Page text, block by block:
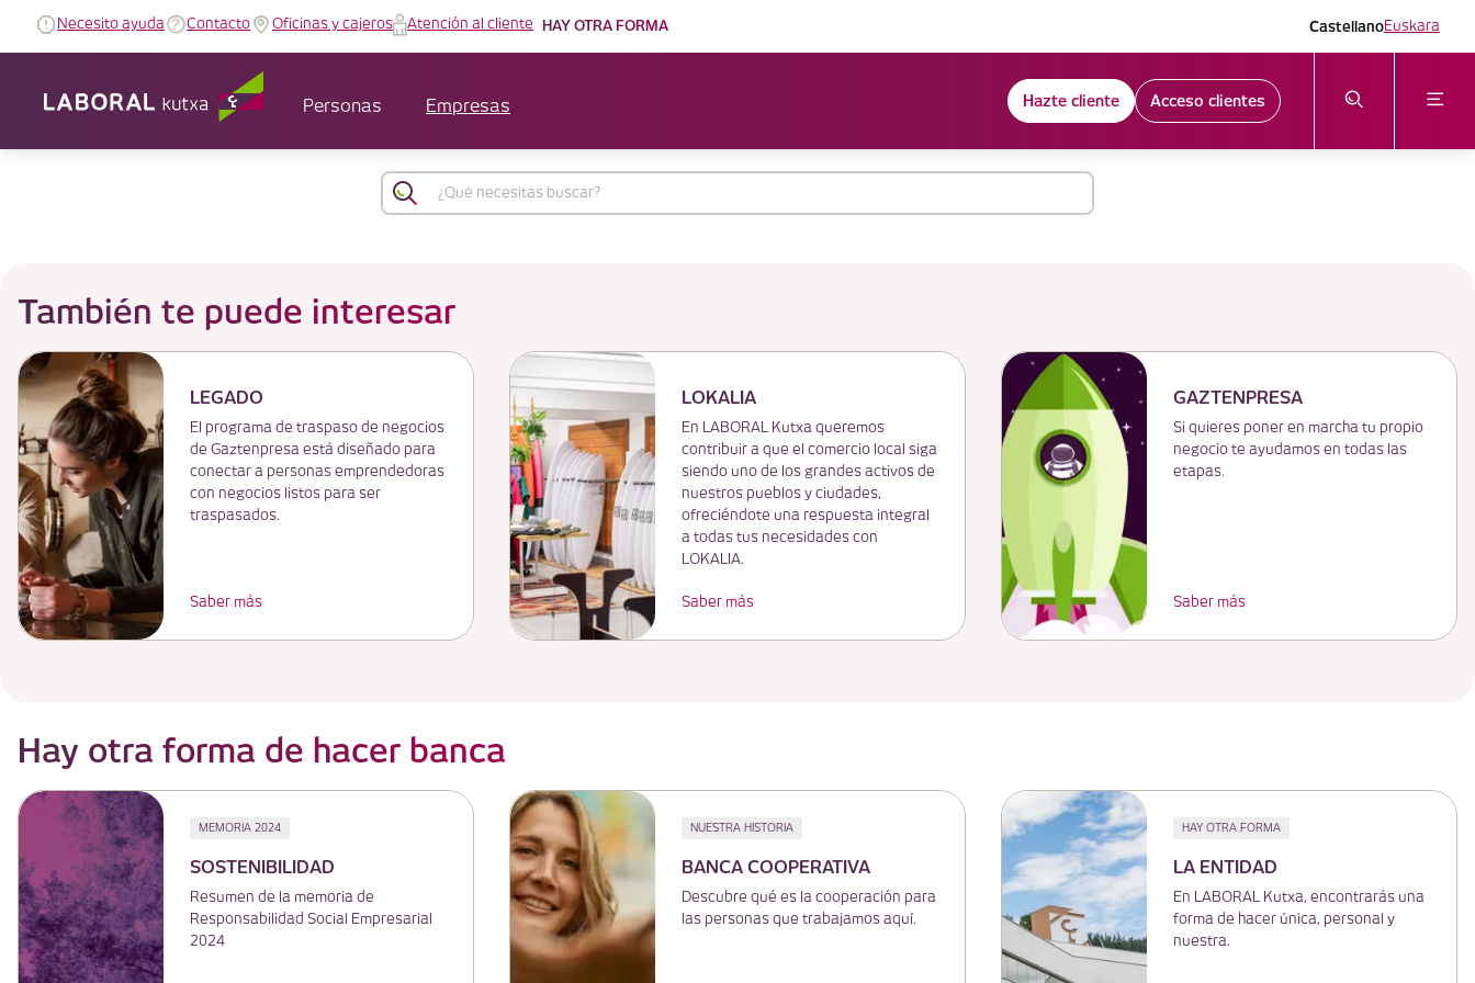
Necesito ayuda Contacto Oficinas y cajeros Atención al cliente HAY OTRA FORMA CastellanoEuskara
Personas Empresas Hazte cliente Acceso clientes
También te puede interesar
LEGADO
El programa de traspaso de negocios
de Gaztenpresa está diseñado para
conectar a personas emprendedoras
con negocios listos para ser
traspasados.
Saber más
LOKALIA
En LABORAL Kutxa queremos
contribuir a que el comercio local siga
siendo uno de los grandes activos de
nuestros pueblos y ciudades,
ofreciéndote una respuesta integral
a todas tus necesidades con
LOKALIA.
Saber más
GAZTENPRESA
Si quieres poner en marcha tu propio
negocio te ayudamos en todas las
etapas.
Saber más
Hay otra forma de hacer banca
MEMORIA 2024
SOSTENIBILIDAD
Resumen de la memoria de
Responsabilidad Social Empresarial
2024
NUESTRA HISTORIA
BANCA COOPERATIVA
Descubre qué es la cooperación para
las personas que trabajamos aquí.
HAY OTRA FORMA
LA ENTIDAD
En LABORAL Kutxa, encontrarás una
forma de hacer única, personal y
nuestra.